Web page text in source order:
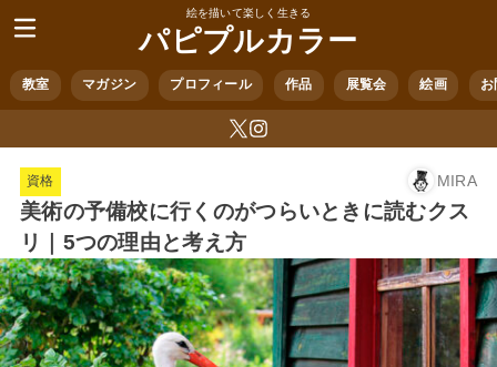
絵を描いて楽しく生きる
パピプルカラー
教室 マガジン プロフィール 作品 展覧会 絵画 お
資格 MIRA
美術の予備校に行くのがつらいときに読むクス
リ｜5つの理由と考え方